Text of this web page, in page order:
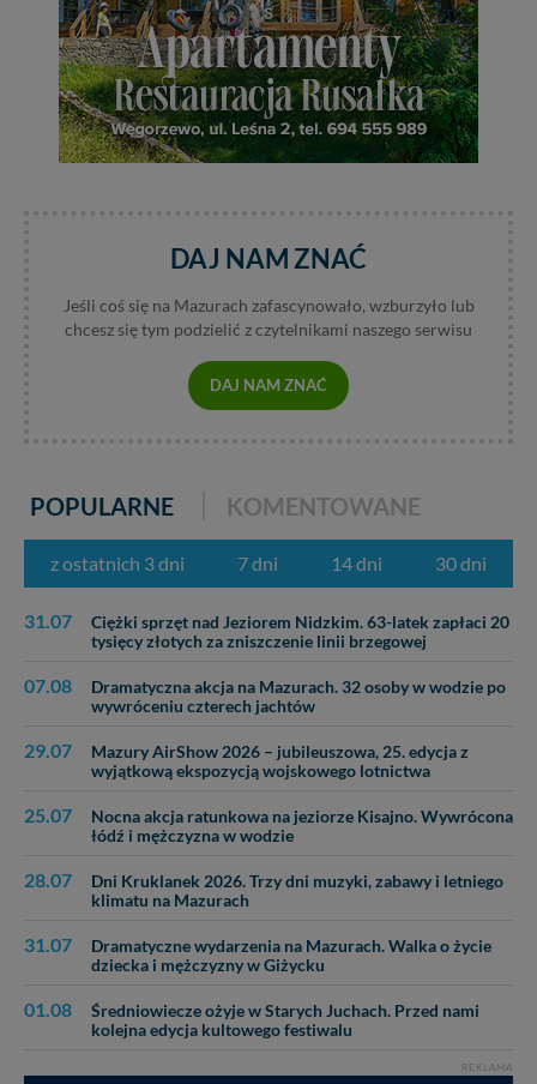
DAJ NAM ZNAĆ
Jeśli coś się na Mazurach zafascynowało, wzburzyło lub
chcesz się tym podzielić z czytelnikami naszego serwisu
DAJ NAM ZNAĆ
POPULARNE KOMENTOWANE
z ostatnich 3 dni 7 dni 14 dni 30 dni
31.07
Ciężki sprzęt nad Jeziorem Nidzkim. 63-latek zapłaci 20
tysięcy złotych za zniszczenie linii brzegowej
07.08
Dramatyczna akcja na Mazurach. 32 osoby w wodzie po
wywróceniu czterech jachtów
29.07
Mazury AirShow 2026 – jubileuszowa, 25. edycja z
wyjątkową ekspozycją wojskowego lotnictwa
25.07
Nocna akcja ratunkowa na jeziorze Kisajno. Wywrócona
łódź i mężczyzna w wodzie
28.07
Dni Kruklanek 2026. Trzy dni muzyki, zabawy i letniego
klimatu na Mazurach
31.07
Dramatyczne wydarzenia na Mazurach. Walka o życie
dziecka i mężczyzny w Giżycku
01.08
Średniowiecze ożyje w Starych Juchach. Przed nami
kolejna edycja kultowego festiwalu
REKLAMA
itp). Więcej informacji o zasadach i funkcjonalności
serwisu wRegulaminie Serwisu.
Administratorem Twoich danych jest: Agencja
Reklamowa Kreacja Monika Borkowska, z siedzibą ul.
Wiejska 17, 11-500 Giżycko. Możesz z nami
skontaktować się za pośrednictwem tej strony.
danych, zażądać ich poprawienia lub usunięcia,
zabronić ich przetwarzania. Pamiętaj jednak, że nie
zawsze jest możliwe techniczne zrealizowanie Twoich
cookies. Twoja przeglądarka umożliwia Ci skasowanie
tych plików - w pewnych przypadkach nie możemy tego
Dziękujemy, i życzmy miłego odkrywania Mazur na